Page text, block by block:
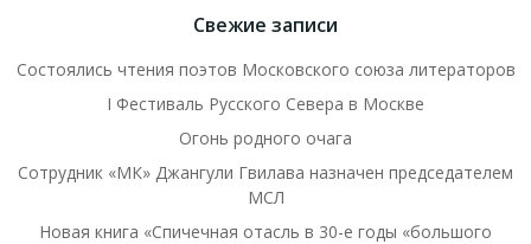
Свежие записи
Состоялись чтения поэтов Московского союза литераторов
I Фестиваль Русского Севера в Москве
Огонь родного очага
Сотрудник «МК» Джангули Гвилава назначен председателем
МСЛ
Новая книга «Спичечная отасль в 30-е годы «большого